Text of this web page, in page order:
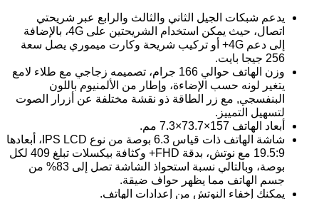
يدعم شبكات الجيل الثاني والثالث والرابع عبر شريحتي
اتصال، حيث يمكن استخدام الشريحتين على 4G، بالإضافة
إلى دعم 4G+ أو تركيب شريحة وكارت ميموري يصل سعة
256 جيجا بايت.
وزن الهاتف حوالي 166 جرام، تصميمه زجاجي مع طلاء لامع
يتغير لونه حسب الإضاءة، وإطار من الألمنيوم باللون
البنفسجي, مع زر الطاقة ذو نقشة مختلفة عن أزرار الصوت
لتسهيل التمييز.
أبعاد الهاتف 157×73.7×7.3 مم.
شاشة الهاتف ذات قياس 6.3 بوصة من نوع IPS LCD، أبعادها
19.5:9 مع نوتش، بدقة FHD+ وكثافة بيكسلات تبلغ 409 لكل
بوصة، وبالتالي نسبة استحواذ الشاشة تصل إلى 83% من
جسم الهاتف مما يظهر حواف ضيقة.
يمكنك إخفاء النوتش من إعدادات الهاتف.